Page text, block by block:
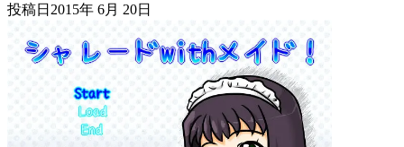
投稿日 2015年 6月 20日